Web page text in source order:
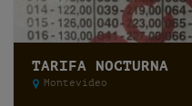
TARIFA NOCTURNA
Montevideo